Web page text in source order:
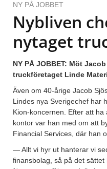
NY PÅ JOBBET
Nybliven
nytaget
NY PÅ JOBBET: Möt
truckföretaget Linde
Även om 40-årige Jacob
Lindes nya Sverigechef har
Kion-koncernen. Efter att
kontor var han med om att
Financial Services, där han
— Allt vi hyr ut hanterar vi
finansbolag, så på det